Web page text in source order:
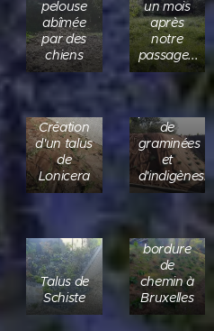
pelouse
abîmée
par des
chiens
un mois
après
notre
passage...
Création
d'un talus
de
Lonicera
Travaux
en cours
de
graminées
et
d'indigènes...
Talus de
Schiste
bordure
de
chemin à
Bruxelles
Création
de niche
Prestation
de guide
pour le
prince
Laurent